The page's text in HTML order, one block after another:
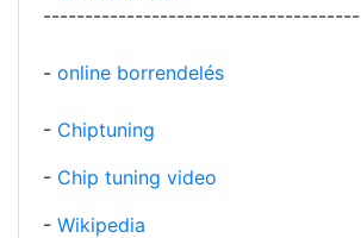
--------------------------------------
- online borrendelés
- Chiptuning
- Chip tuning video
- Wikipedia